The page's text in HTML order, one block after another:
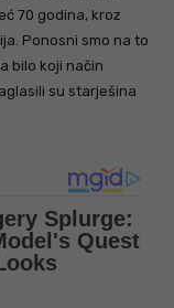
70 godina, kroz
Ponosni smo na to
bilo koji način
su starješina